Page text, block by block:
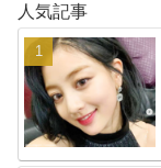
人気記事